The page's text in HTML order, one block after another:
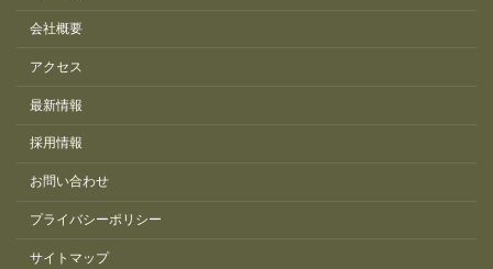
会社概要
アクセス
最新情報
採用情報
お問い合わせ
プライバシーポリシー
サイトマップ